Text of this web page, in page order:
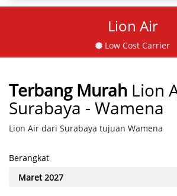
Lion Air
Low Cost Carrier
Terbang Murah Lion
Surabaya - Wamena
Lion Air dari Surabaya tujuan Wamena
Berangkat